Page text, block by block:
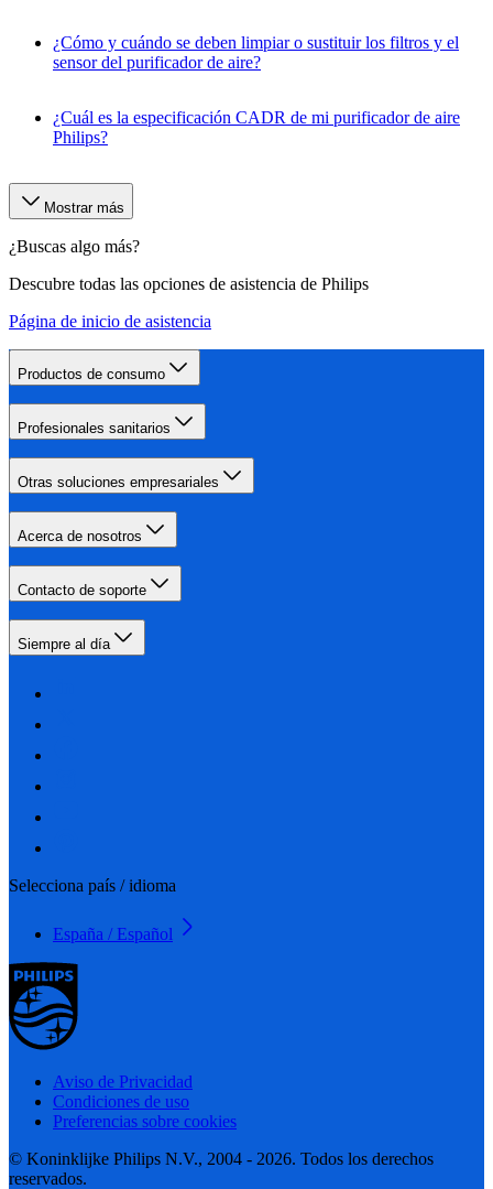
¿Cómo y cuándo se deben limpiar o sustituir los filtros y el
sensor del purificador de aire?
¿Cuál es la especificación CADR de mi purificador de aire
Philips?
Mostrar más
¿Buscas algo más?
Descubre todas las opciones de asistencia de Philips
Página de inicio de asistencia
Productos de consumo
Profesionales sanitarios
Otras soluciones empresariales
Acerca de nosotros
Contacto de soporte
Siempre al día
Selecciona país / idioma
España / Español
Aviso de Privacidad
Condiciones de uso
Preferencias sobre cookies
© Koninklijke Philips N.V., 2004 - 2026. Todos los derechos
reservados.